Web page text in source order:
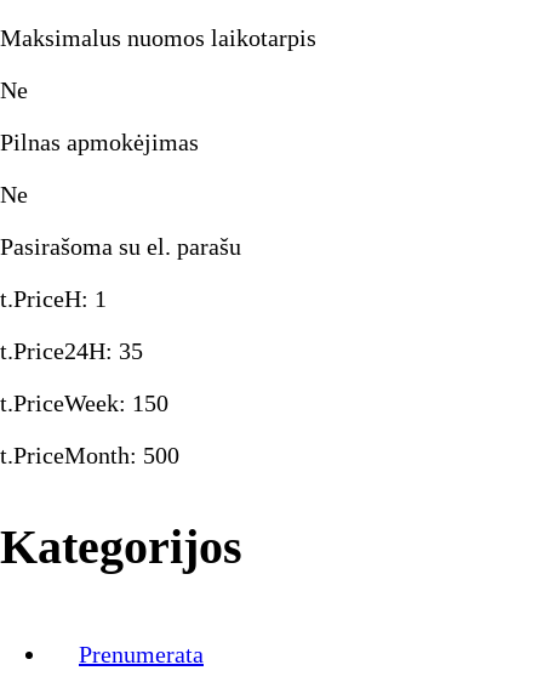
Maksimalus nuomos laikotarpis
Ne
Pilnas apmokėjimas
Ne
Pasirašoma su el. parašu
t.PriceH: 1
t.Price24H: 35
t.PriceWeek: 150
t.PriceMonth: 500
Kategorijos
Prenumerata